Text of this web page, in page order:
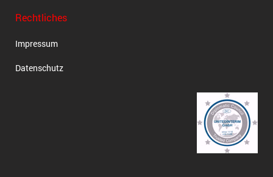
Rechtliches
Impressum
Datenschutz